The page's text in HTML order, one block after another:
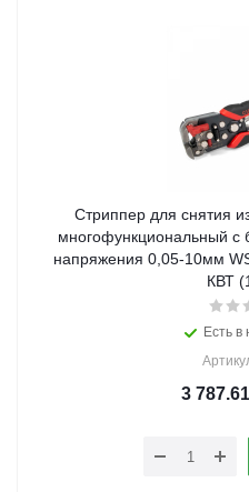
Стриппер для снятия
многофункциональный с
напряжения 0,05-10мм
КВТ
Есть в
3 787.61